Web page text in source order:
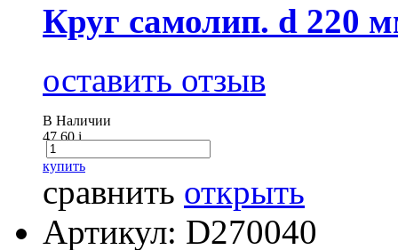
Круг самолип. d 220
оставить отзыв
В Наличии
47.60i
купить
сравнить открыть
Артикул: D270040